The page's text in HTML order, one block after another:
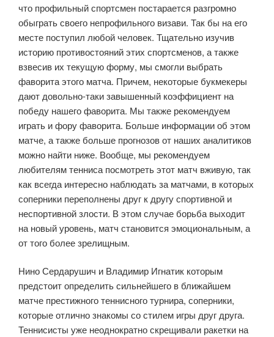
что профильный спортсмен постарается разгромно
обыграть своего непрофильного визави. Так бы на его
месте поступил любой человек. Тщательно изучив
историю противостояний этих спортсменов, а также
взвесив их текущую форму, мы смогли выбрать
фаворита этого матча. Причем, некоторые букмекеры
дают довольно-таки завышенный коэффициент на
победу нашего фаворита. Мы также рекомендуем
играть и фору фаворита. Больше информации об этом
матче, а также больше прогнозов от наших аналитиков
можно найти ниже. Вообще, мы рекомендуем
любителям тенниса посмотреть этот матч вживую, так
как всегда интересно наблюдать за матчами, в которых
соперники переполнены друг к другу спортивной и
неспортивной злости. В этом случае борьба выходит
на новый уровень, матч становится эмоциональным, а
от того более зрелищным.
Нино Сердарушич и Владимир Игнатик которым
предстоит определить сильнейшего в ближайшем
матче престижного теннисного турнира, соперники,
которые отлично знакомы со стилем игры друг друга.
Теннисисты уже неоднократно скрещивали ракетки на